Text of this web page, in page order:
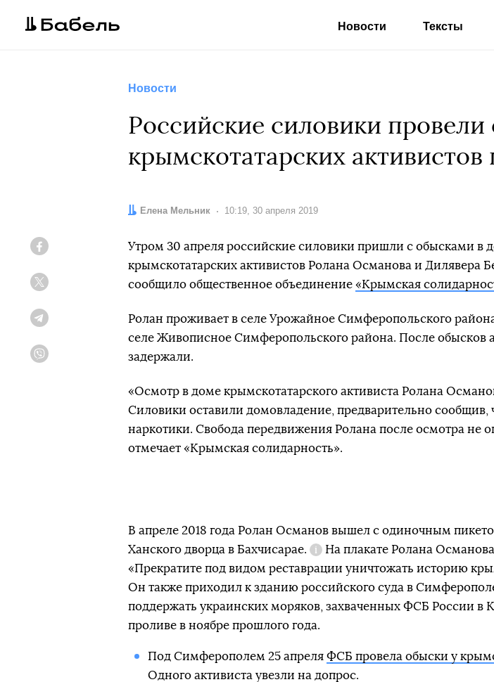
Новости Тексты
Новости
Российские силовики провели
крымскотатарских
Автор:
Елена Мельник Дата:
10:19, 30 апреля 2019
Утром 30 апреля российские силовики пришли с обысками в
крымскотатарских активистов Ролана Османова и Дилявера
сообщило общественное объединение «Крымская
Ролан проживает в селе Урожайное Симферопольского
селе Живописное Симферопольского района. После обысков
задержали.
«Осмотр в доме крымскотатарского активиста Ролана
Силовики оставили домовладение, предварительно сообщив,
наркотики. Свобода передвижения Ролана после осмотра не
отмечает «Крымская солидарность».
В апреле 2018 года Ролан Османов вышел с одиночным
Ханского дворца в Бахчисарае.
Справка
На плакате Ролана
«Прекратите под видом реставрации уничтожать историю
Он также приходил к зданию российского суда в
поддержать украинских моряков, захваченных ФСБ России в
проливе в ноябре прошлого года.
Под Симферополем 25 апреля ФСБ провела обыски у
Одного активиста увезли на допрос.